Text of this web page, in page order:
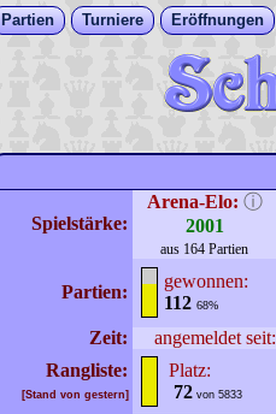
Partien Turniere Eröffnungen
Spielstärke:
Arena-Elo: ⓘ
2001
aus 164 Partien
Partien:
gewonnen:
112 68%
Zeit:
angemeldet seit:
Rangliste:
[Stand von gestern]
Platz:
72 von 5833